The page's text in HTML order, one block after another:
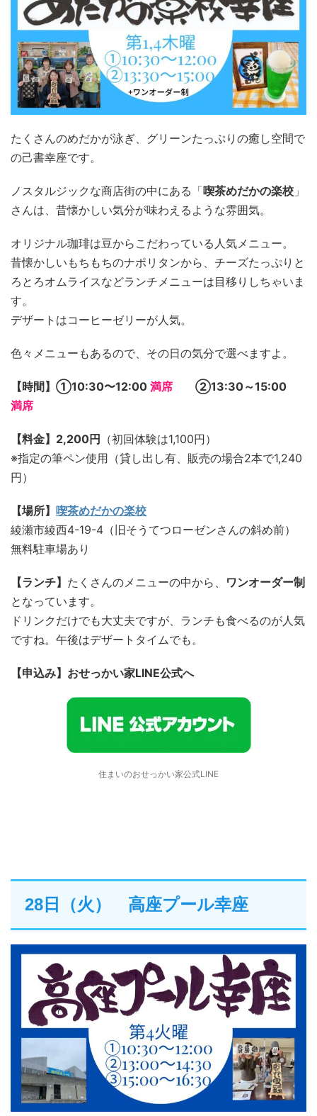
たくさんのめだかが泳ぎ、グリーンたっぷりの癒し空間で
の己書幸座です。
ノスタルジックな商店街の中にある「喫茶めだかの楽校 」
さんは、昔懐かしい気分が味わえるような雰囲気。
オリジナル珈琲は豆からこだわっている人気メニュー。
昔懐かしいもちもちのナポリタンから、チーズたっぷりと
ろとろオムライスなどランチメニューは目移りしちゃいま
す。
デザートはコーヒーゼリーが人気。
色々メニューもあるので、その日の気分で選べますよ。
【時間】①10:30〜12:00 満席 ②13:30～15:00
満席
【料金】2,200円
（初回体験は1,100円）
※指定の筆ペン使用（貸し出し有、販売の場合2本で1,240
円）
【場所】 喫茶めだかの楽校
綾瀬市綾西4-19-4（旧そうてつローゼンさんの斜め前）
無料駐車場あり
【ランチ】 たくさんのメニューの中から、 ワンオーダー制
となっています。
ドリンクだけでも大丈夫ですが、ランチも食べるのが人気
ですね。午後はデザートタイムでも。
【申込み】おせっかい家LINE公式へ
住まいのおせっかい家公式LINE
28日（火） 高座プール幸座